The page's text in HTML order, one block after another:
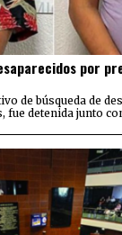
por
de búsqueda de
fue detenida junto